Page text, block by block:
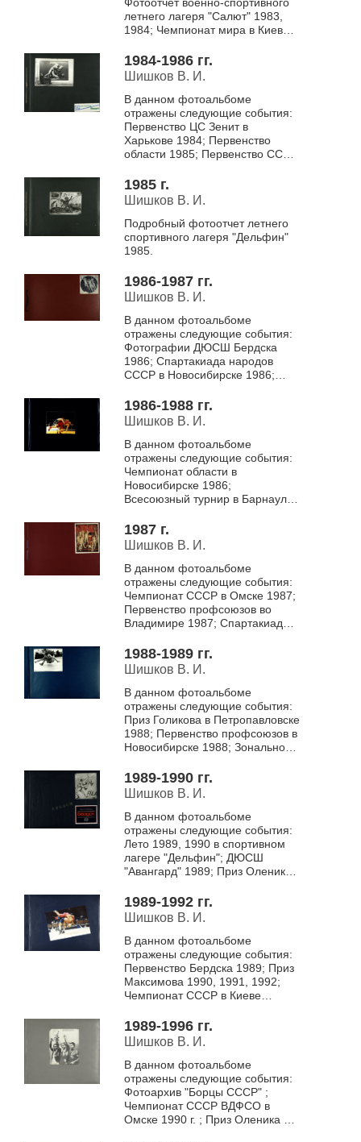
летнего лагеря "Салют" 1983,
1984; Чемпионат мира в Киеве
1983; Приз Максимова в Бе...
1984-1986 гг.
Шишков В. И.
В данном фотоальбоме
отражены следующие события:
Первенство ЦС Зенит в
Харькове 1984; Первенство
области 1985; Первенство СССР
РСФСР среди молодежи в
Ленинграде 1985; Пер...
1985 г.
Шишков В. И.
Подробный фотоотчет летнего
спортивного лагеря "Дельфин"
1985.
1986-1987 гг.
Шишков В. И.
В данном фотоальбоме
отражены следующие события:
Фотографии ДЮСШ Бердска
1986; Спартакиада народов
СССР в Новосибирске 1986;
1986; Первенство Бердска 1986;
Приз Григорьева ...
1986-1988 гг.
Шишков В. И.
В данном фотоальбоме
отражены следующие события:
Чемпионат области в
Новосибирске 1986;
Всесоюзный турнир в Барнауле
Челябинске 1987; Лето 1987,
1988 в спортивном лагере "...
1987 г.
Шишков В. И.
В данном фотоальбоме
отражены следующие события:
Чемпионат СССР в Омске 1987;
Первенство профсоюзов во
Владимире 1987; Спартакиада
Приз Григорьева в Новоалтайске
1987; Перве...
1988-1989 гг.
Шишков В. И.
В данном фотоальбоме
отражены следующие события:
Приз Голикова в Петропавловске
1988; Первенство профсоюзов в
Новосибирске 1988; Зональное
Первенство РСФСР в Ростове
1988; Приз...
1989-1990 гг.
Шишков В. И.
В данном фотоальбоме
отражены следующие события:
Лето 1989, 1990 в спортивном
лагере "Дельфин"; ДЮСШ
"Авангард" 1989; Приз Оленика
Максимова в Бердске 199...
1989-1992 гг.
Шишков В. И.
В данном фотоальбоме
отражены следующие события:
Первенство Бердска 1989; Приз
Максимова 1990, 1991, 1992;
Чемпионат СССР в Киеве
лагере "Дельфин"; Пе...
1989-1996 гг.
Шишков В. И.
В данном фотоальбоме
отражены следующие события:
Фотоархив "Борцы СССР" ;
Чемпионат СССР ВДФСО в
Омске 1990 г. ; Приз Оленика в